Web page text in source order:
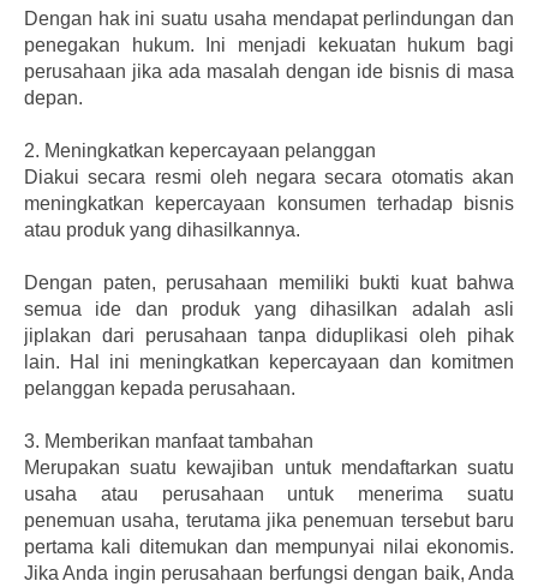
Dengan hak ini suatu usaha mendapat perlindungan dan
penegakan hukum. Ini menjadi kekuatan hukum bagi
perusahaan jika ada masalah dengan ide bisnis di masa
depan.
2. Meningkatkan kepercayaan pelanggan
Diakui secara resmi oleh negara secara otomatis akan
meningkatkan kepercayaan konsumen terhadap bisnis
atau produk yang dihasilkannya.
Dengan paten, perusahaan memiliki bukti kuat bahwa
semua ide dan produk yang dihasilkan adalah asli
jiplakan dari perusahaan tanpa diduplikasi oleh pihak
lain. Hal ini meningkatkan kepercayaan dan komitmen
pelanggan kepada perusahaan.
3. Memberikan manfaat tambahan
Merupakan suatu kewajiban untuk mendaftarkan suatu
usaha atau perusahaan untuk menerima suatu
penemuan usaha, terutama jika penemuan tersebut baru
pertama kali ditemukan dan mempunyai nilai ekonomis.
Jika Anda ingin perusahaan berfungsi dengan baik, Anda